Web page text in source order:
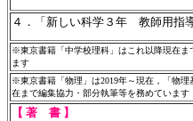
４．「新しい科学３年 教師用指
※東京書籍「中学校理科」はこれ以降現在
ます
※東京書籍「物理」は2019年～現在，「物
在まで編集協力・部分執筆等を務めています
【 著 書 】